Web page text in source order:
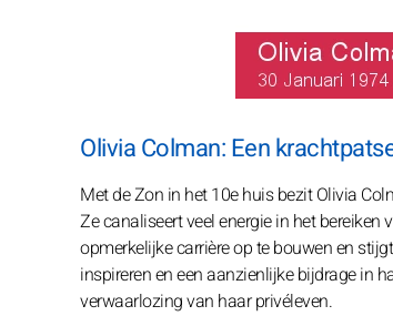
Olivia Colman: Een
Met de Zon in het 10e huis bezit Olivia
Ze canaliseert veel energie in het
opmerkelijke carrière op te bouwen en
inspireren en een aanzienlijke bijdrage in
verwaarlozing van haar privéleven.